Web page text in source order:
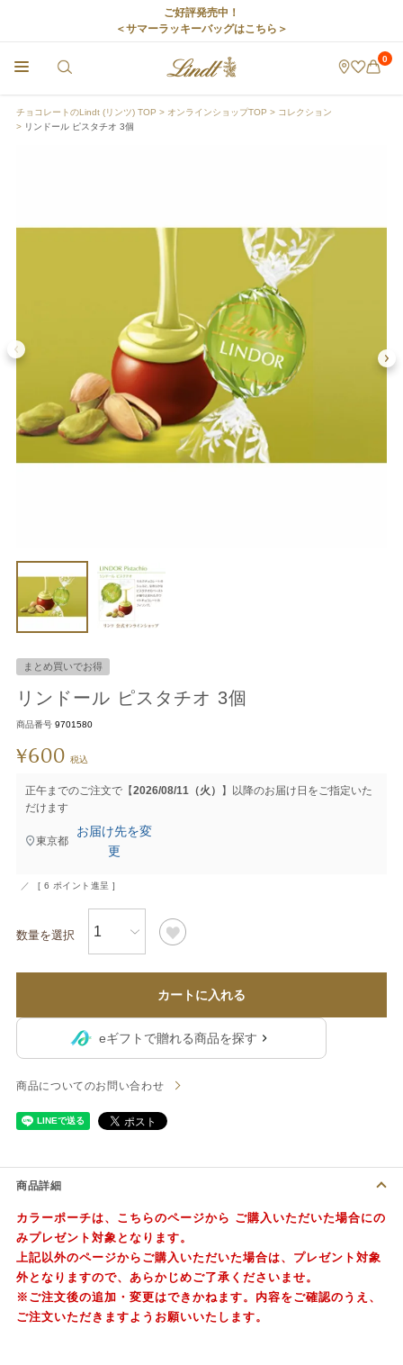
ご好評発売中！
＜サマーラッキーバッグはこちら＞
0
チョコレートのLindt (リンツ) TOP オンラインショップTOP
コレクション
リンドール ピスタチオ 3個
まとめ買いでお得
リンドール ピスタチオ 3個
商品番号 9701580
¥600 税込
正午までのご注文で【2026/08/11（火）
】以降のお届け日をご指定いた
だけます
東京都
お届け先を変
更
[ 6 ポイント進呈 ]
カートに入れる
eギフトで贈れる商品を探す
商品についてのお問い合わせ
商品詳細
カラーポーチは、 こちらのページから ご購入いただいた場合にの
みプレゼント対象となります。
上記以外のページからご購入いただいた場合は、プレゼント対象
外となりますので、あらかじめご了承くださいませ。
※ご注文後の追加・変更はできかねます。内容をご確認のうえ、
ご注文いただきますようお願いいたします。